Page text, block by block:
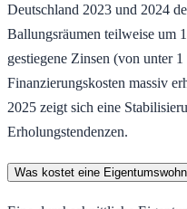
Deutschland 2023 und 2024
Ballungsräumen teilweise um
gestiegene Zinsen (von unter
Finanzierungskosten massiv
2025 zeigt sich eine
Erholungstendenzen.
Was kostet eine